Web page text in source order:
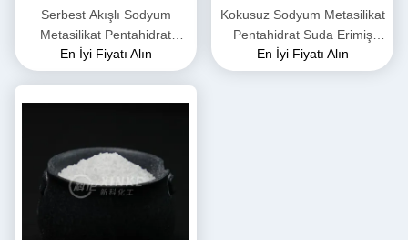
Serbest Akışlı Sodyum
Metasilikat Pentahidrat
Granüller Beyaz Renk
En İyi Fiyatı Alın
Kokusuz Sodyum Metasilikat
Pentahidrat Suda Erimiş
Moleküler Ağırlık 212.14
G/mol
En İyi Fiyatı Alın